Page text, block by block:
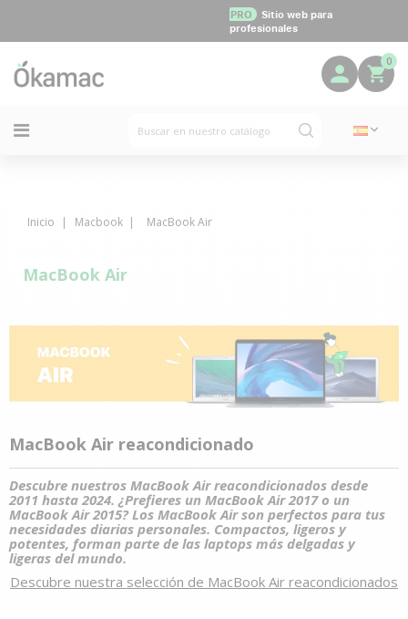
PRO
Sitio web para
profesionales
0
Inicio Macbook MacBook Air
MacBook Air
MacBook Air reacondicionado
Descubre nuestros MacBook Air reacondicionados desde
2011 hasta 2024. ¿Prefieres un MacBook Air 2017 o un
MacBook Air 2015? Los MacBook Air son perfectos para tus
necesidades diarias personales. Compactos, ligeros y
potentes, forman parte de las laptops más delgadas y
ligeras del mundo.
Descubre nuestra selección de MacBook Air reacondicionados